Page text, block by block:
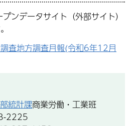
ンデータサイト（外部サイト）
査地方調査月報(令和6年12月
統計課商業労働・工業班
2225